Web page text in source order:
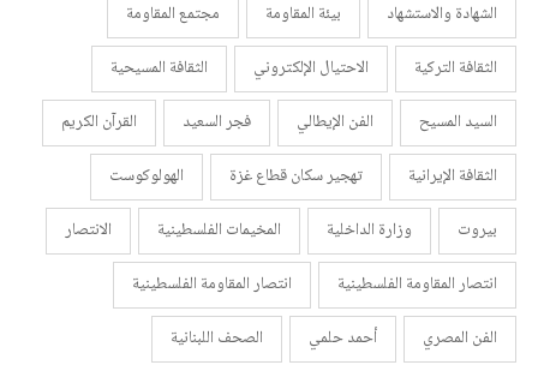
الشهادة والاستشهاد
بيئة المقاومة
مجتمع المقاومة
الثقافة التركية
الاحتيال الإلكتروني
الثقافة المسيحية
السيد المسيح
الفن الإيطالي فجر السعيد
القرآن الكريم
الثقافة الإيرانية
تهجير سكان قطاع غزة
الهولوكوست
بيروت
وزارة الداخلية المخيمات الفلسطينية
الانتصار
انتصار المقاومة الفلسطينية
انتصار المقاومة الفلسطينية
الفن المصري
أحمد حلمي
الصحف اللبنانية